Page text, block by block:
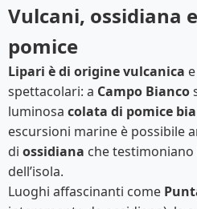
Vulcani, ossidiana
pomice
Lipari è di origine vulcanica
spettacolari: a Campo Bianco
luminosa colata di pomice
escursioni marine è possibile
di ossidiana che testimoniano
dell’isola.
Luoghi affascinanti come